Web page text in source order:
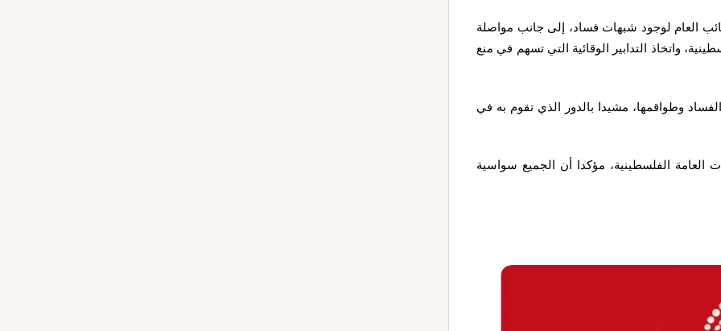
اشتمل على إحالة 41 ملفا إلى النائب العام لوجود شبهات فساد، إلى جانب مواصلة
واتخاذ التدابير الوقائية التي تسهم في منع
وطواقمها، مشيدا بالدور الذي تقوم به في
الفلسطينية، مؤكدا أن الجميع سواسية